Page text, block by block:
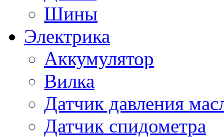
Шины
Электрика
Аккумулятор
Вилка
Датчик давления
Датчик спидометра